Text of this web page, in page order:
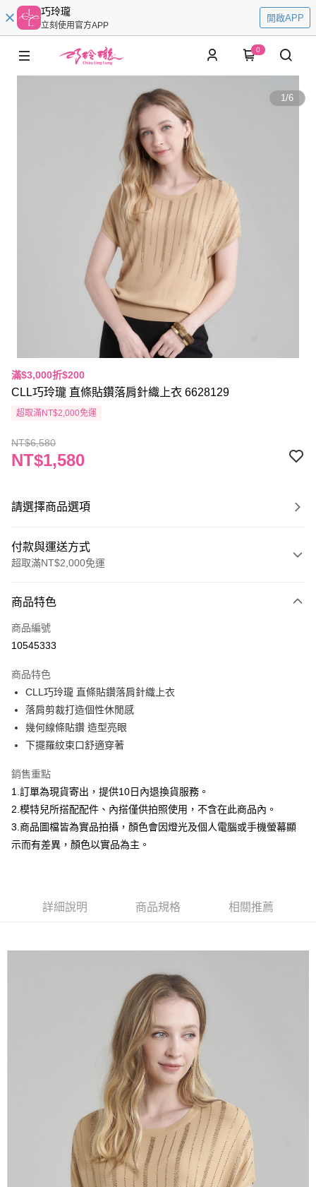
巧玲瓏
立刻使用官方APP
開啟APP
0
1/6
滿$3,000折$200
CLL巧玲瓏 直條貼鑽落肩針織上衣 6628129
超取滿NT$2,000免運
NT$6,580
NT$1,580
請選擇商品選項
付款與運送方式
超取滿NT$2,000免運
信用卡一次付款
信用卡分期付款
合作金庫商業銀行
華南商業銀行
彰化商業銀行
上海商業儲蓄銀行
國泰世華商業銀行
臺灣中小企業銀行
聯邦商業銀行
元大商業銀行
永豐商業銀行
台新國際商業銀行
中國信託商業銀行
台灣樂天信用卡公司
超商取貨付款
LINE Pay
Apple Pay
悠遊付
Google Pay
全盈+PAY
【大哥付你分期使用說明】
1.本服務由台灣大哥大提供，台灣大哥大用戶可立即使用無須另外申請。
成交易。
4.訂單成立30分鐘內，如未前往確認交易或遇審核未通過，訂單將自動取
消。如遇「轉專審核」未通過狀況，表示未達大哥付你分期系統評分，恕無
1.分期款項不併入電信帳單，「大哥付你分期」於每月結算日後寄送繳費提
2.透過簡訊連結打開帳單後，可選擇「超商條碼／台灣大直營門市／銀行轉
帳／街口支付／iPASS MONEY」等通路繳費。
1.本服務係由「台灣大哥大股份有限公司」（以下簡稱本公司）所提供，讓
用戶於交易時，得透過本服務購買商品或服務，並由商店將買賣／分期付款
買賣價金債權讓與本公司後，依約使用本公司帳單繳交帳款。
2.基於同意付款使用「大哥付你分期」之契約關係目的，商店將以您的個人
資料（包含姓名、電話或地址）提供予台灣大哥大進項蒐集、處理及利用，
由本公司與您本人進行分期帳單所需資料之確認、核對及更正。
3.完整用戶服務條款，請詳閱以下連結：
https://oppay.tw/userRule
AFTEE先享後付
１．簡單：不需註冊會員、不需綁卡、不需儲值。
２．便利：只要手機號碼，簡訊認證，即可結帳。
３．安心：先確認商品／服務後，再付款。
【「AFTEE先享後付」結帳流程】
１．於結帳方式選擇「AFTEE先享後付」後，將跳轉至「AFTEE先享後付」
結帳頁面，進行簡訊認證並確認金額後，即可完成結帳。
２．訂單成立數日內，您將收到繳費通知簡訊。
３．收到繳費通知簡訊後14天內，點擊此簡訊中的連結，可透過四大超商／
ATM／網路銀行／等多元方式進行付款，方視為交易完成。
※ 請注意：結帳手續完成當下不需立刻繳費，但若您需要取消訂單，請聯絡
購買商品的店家。未經商家同意取消之訂單仍視為有效，需透過AFTEE先享
後付繳納相關費用。
※ 交易是否成功請以「AFTEE先享後付 」之結帳頁面顯示為準，若有關於
是否繳費成功／繳費後需取消欲退款等相關疑問，請聯繫「AFTEE先享後付
客戶支援中心」https://netprotections.freshdesk.com/support/home
每筆NT$120，滿NT$2,000(含以上)免運費
每筆NT$120，滿NT$2,000(含以上)免運費
每筆NT$120，滿NT$2,000(含以上)免運費
商品特色
商品編號
10545333
商品特色
CLL巧玲瓏 直條貼鑽落肩針織上衣
落肩剪裁打造個性休閒感
幾何線條貼鑽 造型亮眼
下擺羅紋束口舒適穿著
銷售重點
1.訂單為現貨寄出，提供10日內退換貨服務。
2.模特兒所搭配配件、內搭僅供拍照使用，不含在此商品內。
3.商品圖檔皆為實品拍攝，顏色會因燈光及個人電腦或手機螢幕顯
示而有差異，顏色以實品為主。
詳細說明 商品規格 相關推薦